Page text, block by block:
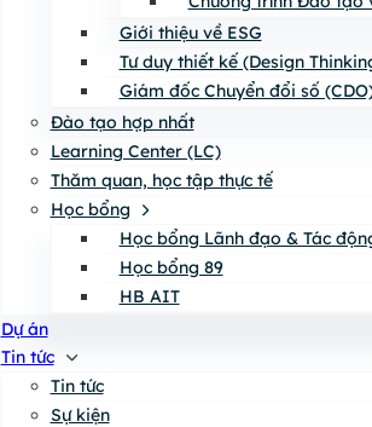
Giới thiệu về ESG
Tư duy thiết kế (Design
Giám đốc Chuyển đổi số
Đào tạo hợp nhất
Learning Center (LC)
Thăm quan, học tập thực tế
Học bổng
Học bổng Lãnh đạo & Tác
Học bổng 89
HB AIT
Dự án
Tin tức
Tin tức
Sự kiện